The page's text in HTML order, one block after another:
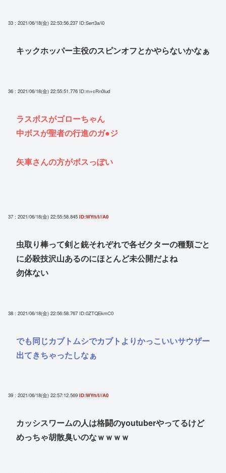
33 : 2021/06/18(金) 22:53:56.237 ID:Sert3a/i0
キックホッパー主役のスピンオフとかやらないかなぁ
36 : 2021/06/18(金) 22:55:51.776 ID:m+cRn0lud
ラスボスがゴローちゃん
中ボスが聖者の行進のガ●ジ
矢車さんの方がボスっぽい
37 : 2021/06/18(金) 22:55:58.845 ID:WYn/i//A0
虫取り棒って剣と銃それぞれで各ゼクターの種類ごと
に必殺技沢山あるのにほとんど未公開だよね
勿体ない
38 : 2021/06/18(金) 22:56:58.767 ID:0ZTQEkmC0
でも同じカブトムシでカブトよりかっこいいサウザー
出てきちゃったしなぁ
39 : 2021/06/18(金) 22:57:12.569 ID:WYn/i//A0
カッシスワームの人は格闘のyoutuberやってるけど
めっちゃ胡散臭いのなｗｗｗｗ